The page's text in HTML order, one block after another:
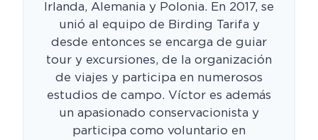
Irlanda, Alemania y Polonia. En 2017, se
unió al equipo de Birding Tarifa y
desde entonces se encarga de guiar
tour y excursiones, de la organización
de viajes y participa en numerosos
estudios de campo. Víctor es además
un apasionado conservacionista y
participa como voluntario en